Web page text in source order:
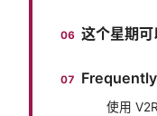
这个星期
使用